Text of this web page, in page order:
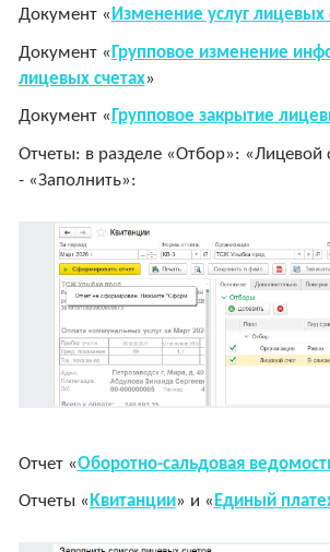
Документ « Изменение услуг лицевых
Документ « Групповое изменение
лицевых счетах»
Документ « Групповое закрытие
Отчеты: в разделе «Отбор»: «Лицевой
- «Заполнить»:
Отчет «Оборотно-сальдовая
Отчеты « Квитанции» и « Единый